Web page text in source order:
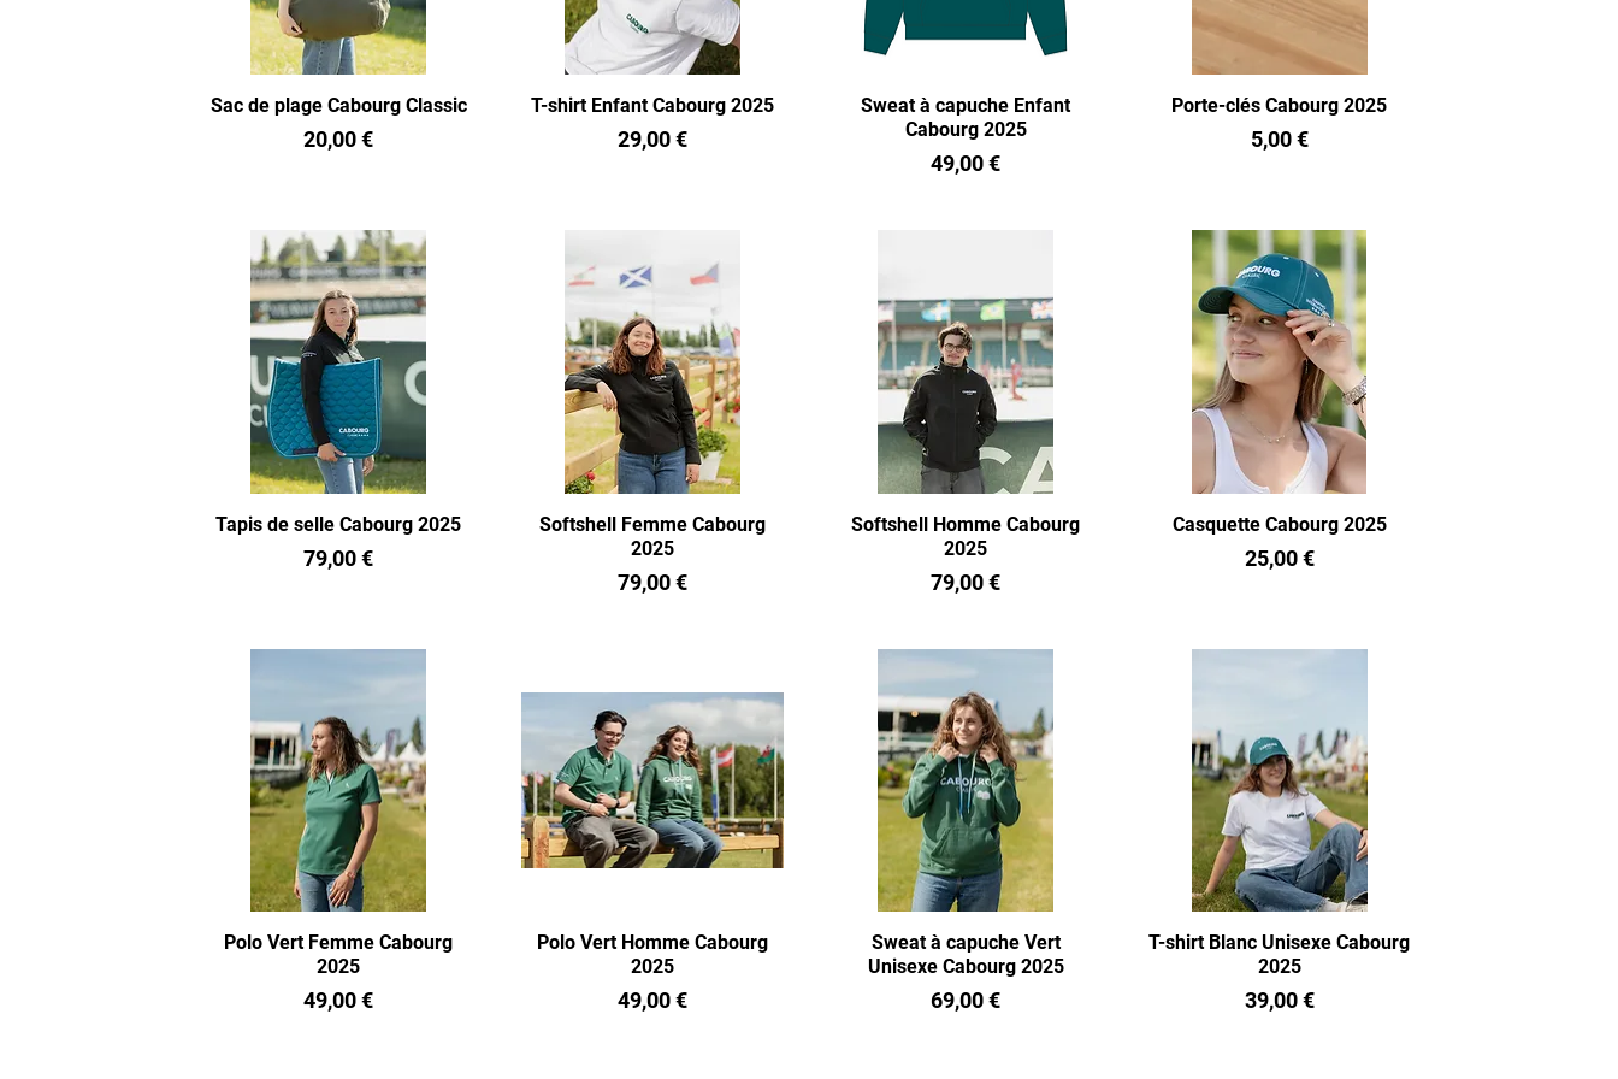
Sac de plage Cabourg Classic
Prix
20,00 €
T-shirt Enfant Cabourg 2025
Prix
29,00 €
Sweat à capuche Enfant
Cabourg 2025
Prix
49,00 €
Porte-clés Cabourg 2025
Prix
5,00 €
Tapis de selle Cabourg 2025
Prix
79,00 €
Softshell Femme Cabourg
2025
Prix
79,00 €
Softshell Homme Cabourg
2025
Prix
79,00 €
Casquette Cabourg 2025
Prix
25,00 €
Polo Vert Femme Cabourg
2025
Prix
49,00 €
Polo Vert Homme Cabourg
2025
Prix
49,00 €
Sweat à capuche Vert
Unisexe Cabourg 2025
Prix
69,00 €
T-shirt Blanc Unisexe Cabourg
2025
Prix
39,00 €